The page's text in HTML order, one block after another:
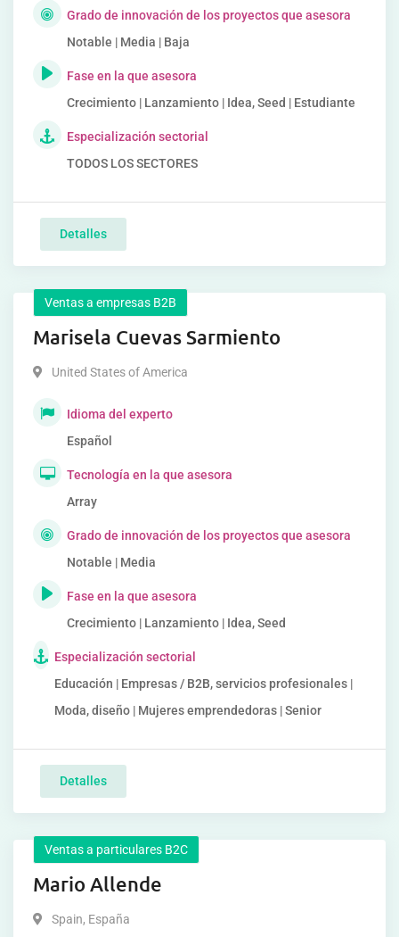
Grado de innovación de los proyectos que asesora
Notable | Media | Baja
Fase en la que asesora
Crecimiento | Lanzamiento | Idea, Seed | Estudiante
Especialización sectorial
TODOS LOS SECTORES
Detalles
Ventas a empresas B2B
Marisela Cuevas Sarmiento
United States of America
Idioma del experto
Español
Tecnología en la que asesora
Array
Grado de innovación de los proyectos que asesora
Notable | Media
Fase en la que asesora
Crecimiento | Lanzamiento | Idea, Seed
Especialización sectorial
Educación | Empresas / B2B, servicios profesionales |
Moda, diseño | Mujeres emprendedoras | Senior
Detalles
Ventas a particulares B2C
Mario Allende
Spain, España